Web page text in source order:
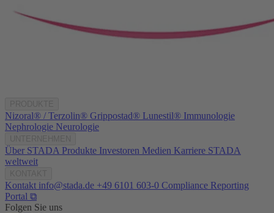
Nizoral® / Terzolin® Grippostad® Lunestil® Immunologie
Nephrologie Neurologie
Über STADA Produkte Investoren Medien Karriere STADA
weltweit
Kontakt info@stada.de +49 6101 603-0 Compliance Reporting
Portal ⧉
Folgen Sie uns